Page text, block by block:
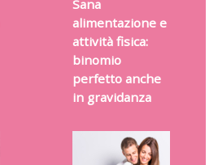
Sana
alimentazione e
attività fisica:
binomio
perfetto anche
in gravidanza